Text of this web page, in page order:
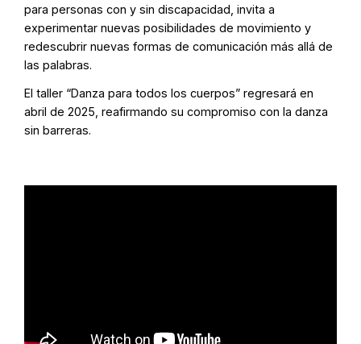
para personas con y sin discapacidad, invita a
experimentar nuevas posibilidades de movimiento y
redescubrir nuevas formas de comunicación más allá de
las palabras.
El taller “Danza para todos los cuerpos” regresará en
abril de 2025, reafirmando su compromiso con la danza
sin barreras.